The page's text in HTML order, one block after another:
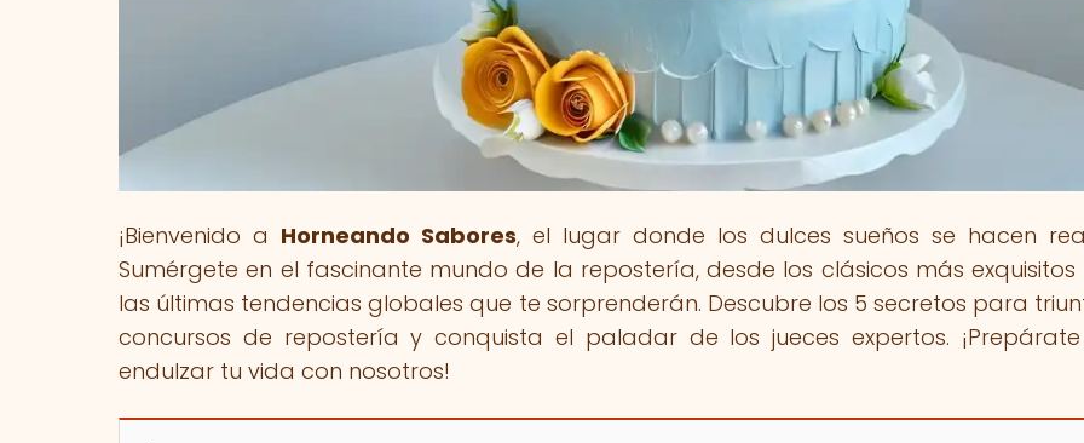
¡Bienvenido a Horneando Sabores, el lugar donde los dulces sueños se hacen
Sumérgete en el fascinante mundo de la repostería, desde los clásicos más
las últimas tendencias globales que te sorprenderán. Descubre los 5 secretos para
concursos de repostería y conquista el paladar de los jueces expertos.
endulzar tu vida con nosotros!